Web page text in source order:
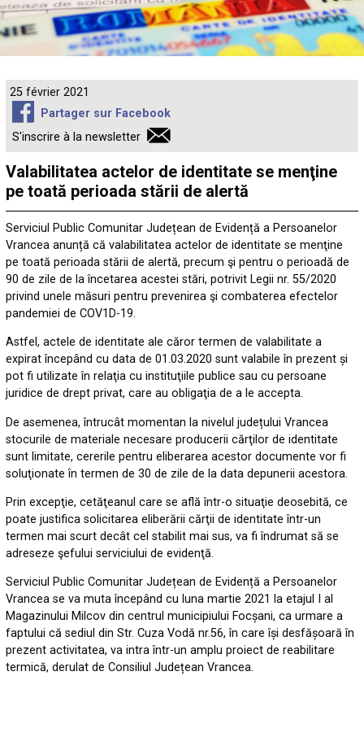
25 février 2021
Partager sur Facebook
S'inscrire à la newsletter
Valabilitatea actelor de identitate se menţine
pe toată perioada stării de alertă
Serviciul Public Comunitar Județean de Evidență a Persoanelor
Vrancea anunță că valabilitatea actelor de identitate se menţine
pe toată perioada stării de alertă, precum şi pentru o perioadă de
90 de zile de la încetarea acestei stări, potrivit Legii nr. 55/2020
privind unele măsuri pentru prevenirea şi combaterea efectelor
pandemiei de COV1D-19.
Astfel, actele de identitate ale căror termen de valabilitate a
expirat începând cu data de 01.03.2020 sunt valabile în prezent și
pot fi utilizate în relaţia cu instituţiile publice sau cu persoane
juridice de drept privat, care au obligaţia de a le accepta.
De asemenea, întrucât momentan la nivelul județului Vrancea
stocurile de materiale necesare producerii cărţilor de identitate
sunt limitate, cererile pentru eliberarea acestor documente vor fi
soluţionate în termen de 30 de zile de la data depunerii acestora.
Prin excepţie, cetăţeanul care se află într-o situaţie deosebită, ce
poate justifica solicitarea eliberării cărţii de identitate într-un
termen mai scurt decât cel stabilit mai sus, va fi îndrumat să se
adreseze şefului serviciului de evidenţă.
Serviciul Public Comunitar Județean de Evidență a Persoanelor
Vrancea se va muta începând cu luna martie 2021 la etajul I al
Magazinului Milcov din centrul municipiului Focșani, ca urmare a
faptului că sediul din Str. Cuza Vodă nr.56, în care își desfășoară în
prezent activitatea, va intra într-un amplu proiect de reabilitare
termică, derulat de Consiliul Județean Vrancea.